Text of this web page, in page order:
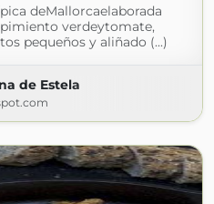
deMallorcaelaborada
verdeytomate,
pequeños y aliñado (...)
de Estela